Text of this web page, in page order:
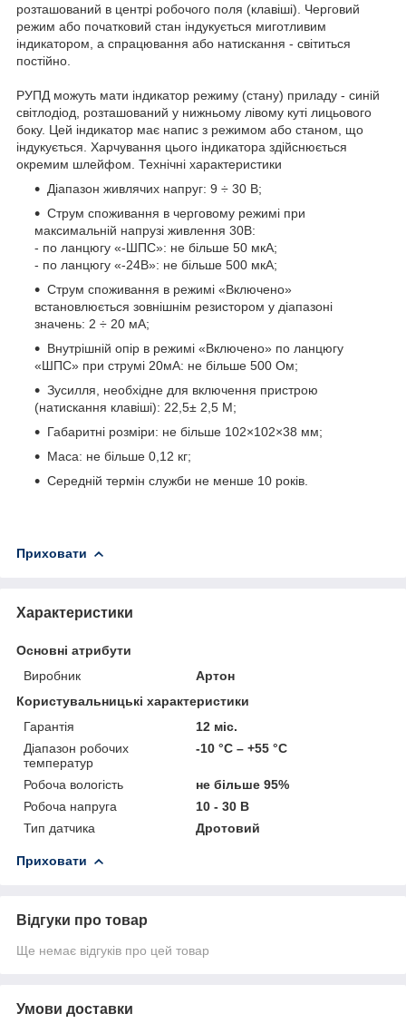
розташований в центрі робочого поля (клавіші). Черговий
режим або початковий стан індукується миготливим
індикатором, а спрацювання або натискання - світиться
постійно.
РУПД можуть мати індикатор режиму (стану) приладу - синій
світлодіод, розташований у нижньому лівому куті лицьового
боку. Цей індикатор має напис з режимом або станом, що
індукується. Харчування цього індикатора здійснюється
окремим шлейфом. Технічні характеристики
Діапазон живлячих напруг: 9 ÷ 30 В;
Струм споживання в черговому режимі при
максимальній напрузі живлення 30В:
- по ланцюгу «-ШПС»: не більше 50 мкА;
- по ланцюгу «-24В»: не більше 500 мкА;
Струм споживання в режимі «Включено»
встановлюється зовнішнім резистором у діапазоні
значень: 2 ÷ 20 мА;
Внутрішній опір в режимі «Включено» по ланцюгу
«ШПС» при струмі 20мА: не більше 500 Ом;
Зусилля, необхідне для включення пристрою
(натискання клавіші): 22,5± 2,5 М;
Габаритні розміри: не більше 102×102×38 мм;
Маса: не більше 0,12 кг;
Середній термін служби не менше 10 років.
Приховати
Характеристики
Основні атрибути
Виробник
Артон
Користувальницькі характеристики
Гарантія
12 міс.
Діапазон робочих
температур
-10 °С – +55 °С
Робоча вологість
не більше 95%
Робоча напруга
10 - 30 В
Тип датчика
Дротовий
Приховати
Відгуки про товар
Ще немає відгуків про цей товар
Умови доставки